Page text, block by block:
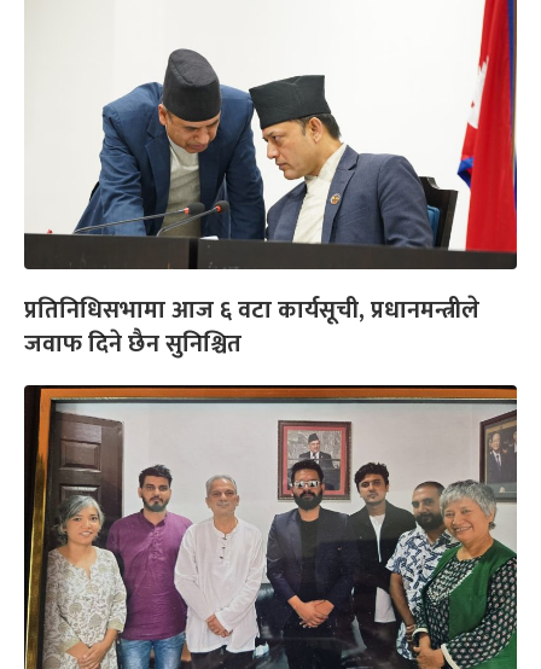
प्रतिनिधिसभामा आज ६ वटा कार्यसूची, प्रधानमन्त्रीले
जवाफ दिने छैन सुनिश्चित